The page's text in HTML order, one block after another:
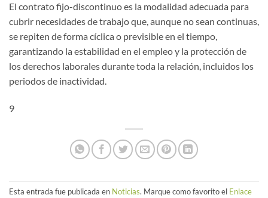
El contrato fijo-discontinuo es la modalidad adecuada para
cubrir necesidades de trabajo que, aunque no sean continuas,
se repiten de forma cíclica o previsible en el tiempo,
garantizando la estabilidad en el empleo y la protección de
los derechos laborales durante toda la relación, incluidos los
periodos de inactividad.
9
Esta entrada fue publicada en Noticias. Marque como favorito el Enlace